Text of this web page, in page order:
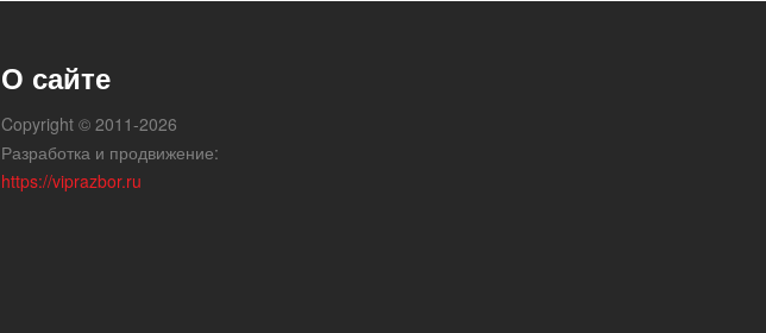
О сайте
Copyright © 2011-2026
Разработка и продвижение:
https://viprazbor.ru